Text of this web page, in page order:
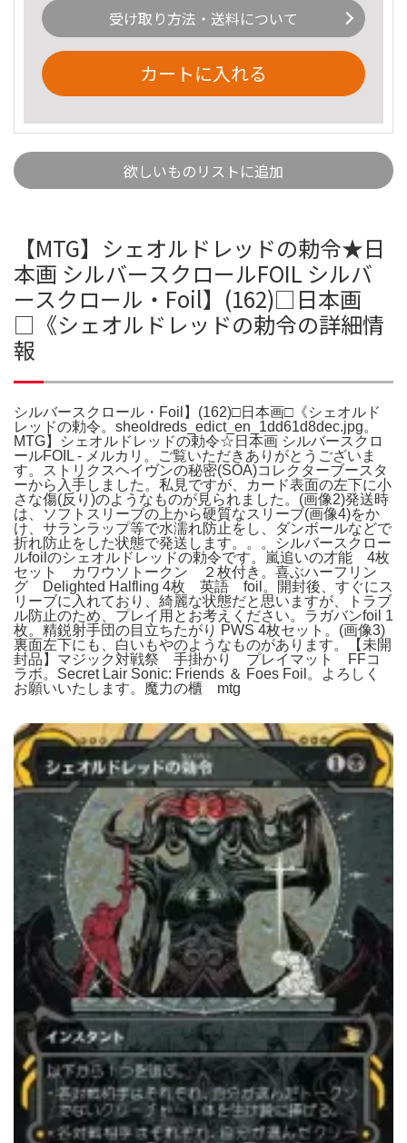
受け取り方法・送料について
カートに入れる
欲しいものリストに追加
【MTG】シェオルドレッドの勅令★日
本画 シルバースクロールFOIL シルバ
ースクロール・Foil】(162)□日本画
□《シェオルドレッドの勅令の詳細情
報
シルバースクロール・Foil】(162)□日本画□《シェオルド
レッドの勅令。sheoldreds_edict_en_1dd61d8dec.jpg。
MTG】シェオルドレッドの勅令☆日本画 シルバースクロ
ールFOIL - メルカリ。ご覧いただきありがとうございま
す。ストリクスヘイヴンの秘密(SOA)コレクターブースタ
ーから入手しました。私見ですが、カード表面の左下に小
さな傷(反り)のようなものが見られました。(画像2)発送時
は、ソフトスリーブの上から硬質なスリーブ(画像4)をか
け、サランラップ等で水濡れ防止をし、ダンボールなどで
折れ防止をした状態で発送します。。。シルバースクロー
ルfoilのシェオルドレッドの勅令です。嵐追いの才能 4枚
セット カワウソトークン ２枚付き。喜ぶハーフリン
グ Delighted Halfling 4枚 英語 foil。開封後、すぐにス
リーブに入れており、綺麗な状態だと思いますが、トラブ
ル防止のため、プレイ用とお考えください。ラガバンfoil 1
枚。精鋭射手団の目立ちたがり PWS 4枚セット。(画像3)
裏面左下にも、白いもやのようなものがあります。【未開
封品】マジック対戦祭 手掛かり プレイマット FFコ
ラボ。Secret Lair Sonic: Friends ＆ Foes Foil。よろしく
お願いいたします。魔力の櫃 mtg